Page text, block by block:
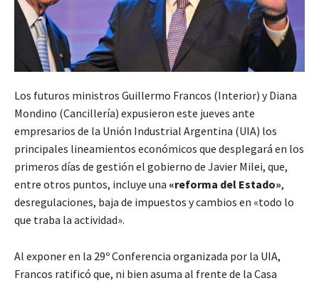
Los futuros ministros Guillermo Francos (Interior) y Diana
Mondino (Cancillería) expusieron este jueves ante
empresarios de la Unión Industrial Argentina (UIA) los
principales lineamientos económicos que desplegará en los
primeros días de gestión el gobierno de Javier Milei, que,
entre otros puntos, incluye una «reforma del Estado»,
desregulaciones, baja de impuestos y cambios en «todo lo
que traba la actividad».
Al exponer en la 29º Conferencia organizada por la UIA,
Francos ratificó que, ni bien asuma al frente de la Casa